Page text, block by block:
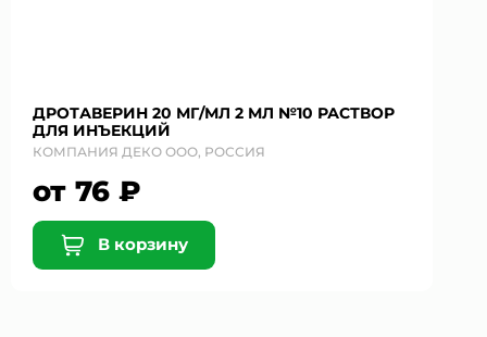
ДРОТАВЕРИН 20 МГ/МЛ 2 МЛ №10 РАСТВОР
ДЛЯ ИНЪЕКЦИЙ
КОМПАНИЯ ДЕКО ООО, РОССИЯ
от 76 ₽
В корзину